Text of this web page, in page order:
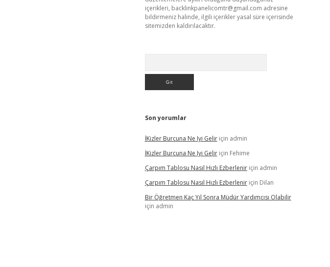
içerikleri, backlinkpanelicomtr@gmail.com adresine
bildirmeniz halinde, ilgili içerikler yasal süre içerisinde
sitemizden kaldırılacaktır.
Son yorumlar
İKizler Burcuna Ne Iyi Geliriçin admin
İKizler Burcuna Ne Iyi Geliriçin Fehime
Çarpım Tablosu Nasıl Hızlı Ezberleniriçin admin
Çarpım Tablosu Nasıl Hızlı Ezberleniriçin Dilan
Bir Öğretmen Kaç Yıl Sonra Müdür Yardımcısı Olabilir
için admin